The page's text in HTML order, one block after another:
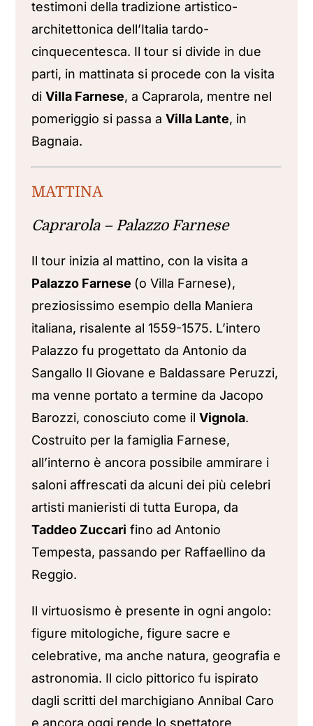
testimoni della tradizione artistico-
architettonica dell’Italia tardo-
cinquecentesca. Il tour si divide in due
parti, in mattinata si procede con la visita
di Villa Farnese, a Caprarola, mentre nel
pomeriggio si passa a Villa Lante, in
Bagnaia.
MATTINA
Caprarola – Palazzo Farnese
Il tour inizia al mattino, con la visita a
Palazzo Farnese (o Villa Farnese),
preziosissimo esempio della Maniera
italiana, risalente al 1559-1575. L’intero
Palazzo fu progettato da Antonio da
Sangallo Il Giovane e Baldassare Peruzzi,
ma venne portato a termine da Jacopo
Barozzi, conosciuto come il Vignola.
Costruito per la famiglia Farnese,
all’interno è ancora possibile ammirare i
saloni affrescati da alcuni dei più celebri
artisti manieristi di tutta Europa, da
Taddeo Zuccari fino ad Antonio
Tempesta, passando per Raffaellino da
Reggio.
Il virtuosismo è presente in ogni angolo:
figure mitologiche, figure sacre e
celebrative, ma anche natura, geografia e
astronomia. Il ciclo pittorico fu ispirato
dagli scritti del marchigiano Annibal Caro
e ancora oggi rende lo spettatore